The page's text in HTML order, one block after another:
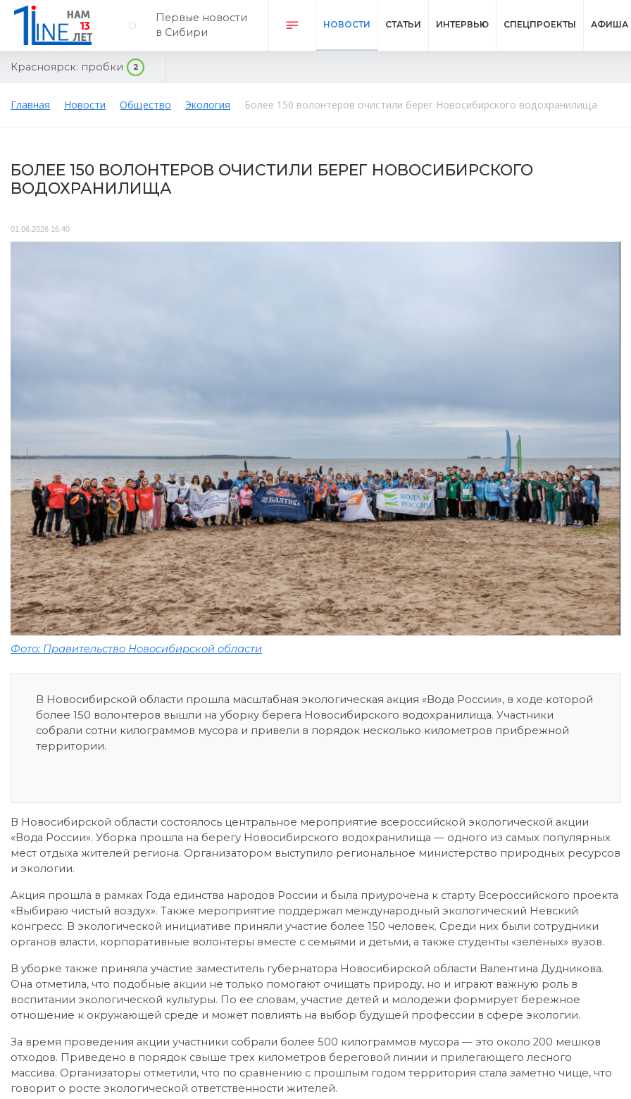
Первые новости
в Сибири
НОВОСТИ СТАТЬИ ИНТЕРВЬЮ СПЕЦПРОЕКТЫ АФИША
Красноярск: пробки 2
Главная Новости Общество Экология Более 150 волонтеров очистили берег Новосибирского водохранилища
БОЛЕЕ 150 ВОЛОНТЕРОВ ОЧИСТИЛИ БЕРЕГ НОВОСИБИРСКОГО
ВОДОХРАНИЛИЩА
01.06.2026 16:40
Фото: Правительство Новосибирской области
В Новосибирской области прошла масштабная экологическая акция «Вода России», в ходе которой
более 150 волонтеров вышли на уборку берега Новосибирского водохранилища. Участники
собрали сотни килограммов мусора и привели в порядок несколько километров прибрежной
территории.
В Новосибирской области состоялось центральное мероприятие всероссийской экологической акции
«Вода России». Уборка прошла на берегу Новосибирского водохранилища — одного из самых популярных
мест отдыха жителей региона. Организатором выступило региональное министерство природных ресурсов
и экологии.
Акция прошла в рамках Года единства народов России и была приурочена к старту Всероссийского проекта
«Выбираю чистый воздух». Также мероприятие поддержал международный экологический Невский
конгресс. В экологической инициативе приняли участие более 150 человек. Среди них были сотрудники
органов власти, корпоративные волонтеры вместе с семьями и детьми, а также студенты «зеленых» вузов.
В уборке также приняла участие заместитель губернатора Новосибирской области Валентина Дудникова.
Она отметила, что подобные акции не только помогают очищать природу, но и играют важную роль в
воспитании экологической культуры. По ее словам, участие детей и молодежи формирует бережное
отношение к окружающей среде и может повлиять на выбор будущей профессии в сфере экологии.
За время проведения акции участники собрали более 500 килограммов мусора — это около 200 мешков
отходов. Приведено в порядок свыше трех километров береговой линии и прилегающего лесного
массива. Организаторы отметили, что по сравнению с прошлым годом территория стала заметно чище, что
говорит о росте экологической ответственности жителей.